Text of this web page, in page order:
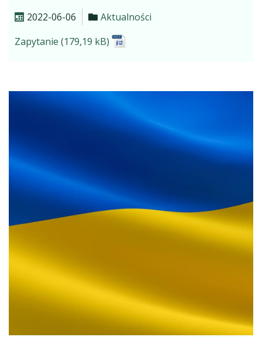
2022-06-06
Aktualności
Zapytanie